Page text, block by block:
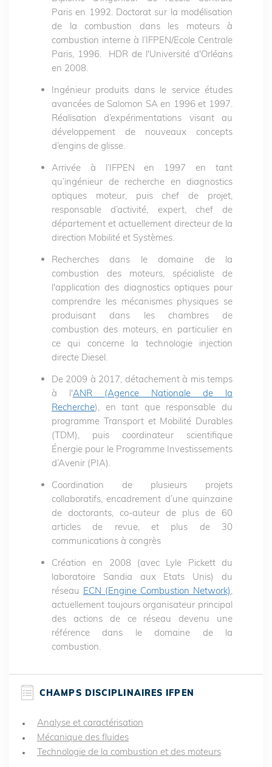
Paris en 1992. Doctorat sur la modélisation
de la combustion dans les moteurs à
combustion interne à l’IFPEN/Ecole Centrale
Paris, 1996. HDR de l'Université d'Orléans
en 2008.
Ingénieur produits dans le service études
avancées de Salomon SA en 1996 et 1997.
Réalisation d’expérimentations visant au
développement de nouveaux concepts
d’engins de glisse.
Arrivée à l’IFPEN en 1997 en tant
qu’ingénieur de recherche en diagnostics
optiques moteur, puis chef de projet,
responsable d’activité, expert, chef de
département et actuellement directeur de la
direction Mobilité et Systèmes.
Recherches dans le domaine de la
combustion des moteurs, spécialiste de
l'application des diagnostics optiques pour
comprendre les mécanismes physiques se
produisant dans les chambres de
combustion des moteurs, en particulier en
ce qui concerne la technologie injection
directe Diesel.
De 2009 à 2017, détachement à mis temps
à l'ANR (Agence Nationale de la
Recherche), en tant que responsable du
programme Transport et Mobilité Durables
(TDM), puis coordinateur scientifique
Énergie pour le Programme Investissements
d’Avenir (PIA).
Coordination de plusieurs projets
collaboratifs, encadrement d’une quinzaine
de doctorants, co-auteur de plus de 60
articles de revue, et plus de 30
communications à congrès
Création en 2008 (avec Lyle Pickett du
laboratoire Sandia aux Etats Unis) du
réseau ECN (Engine Combustion Network),
actuellement toujours organisateur principal
des actions de ce réseau devenu une
référence dans le domaine de la
combustion.
CHAMPS DISCIPLINAIRES IFPEN
Analyse et caractérisation
Mécanique des fluides
Technologie de la combustion et des moteurs